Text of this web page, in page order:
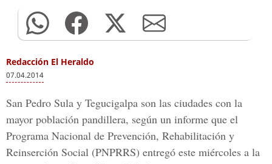
Redacción El Heraldo
07.04.2014
San Pedro Sula y Tegucigalpa son las ciudades con la
mayor población pandillera, según un informe que el
Programa Nacional de Prevención, Rehabilitación y
Reinserción Social (PNPRRS) entregó este miércoles a la